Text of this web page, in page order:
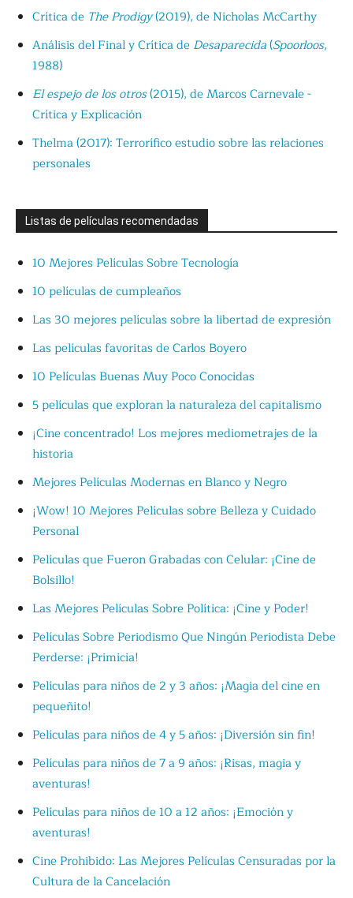
Crítica de The Prodigy(2019), de Nicholas McCarthy
Análisis del Final y Crítica de Desaparecida(Spoorloos,
1988)
El espejo de los otros(2015), de Marcos Carnevale -
Crítica y Explicación
Thelma (2017): Terrorífico estudio sobre las relaciones
personales
Listas de películas recomendadas
10 Mejores Películas Sobre Tecnología
10 películas de cumpleaños
Las 30 mejores películas sobre la libertad de expresión
Las películas favoritas de Carlos Boyero
10 Películas Buenas Muy Poco Conocidas
5 películas que exploran la naturaleza del capitalismo
¡Cine concentrado! Los mejores mediometrajes de la
historia
Mejores Películas Modernas en Blanco y Negro
¡Wow! 10 Mejores Películas sobre Belleza y Cuidado
Personal
Películas que Fueron Grabadas con Celular: ¡Cine de
Bolsillo!
Las Mejores Películas Sobre Política: ¡Cine y Poder!
Películas Sobre Periodismo Que Ningún Periodista Debe
Perderse: ¡Primicia!
Películas para niños de 2 y 3 años: ¡Magia del cine en
pequeñito!
Películas para niños de 4 y 5 años: ¡Diversión sin fin!
Películas para niños de 7 a 9 años: ¡Risas, magia y
aventuras!
Películas para niños de 10 a 12 años: ¡Emoción y
aventuras!
Cine Prohibido: Las Mejores Películas Censuradas por la
Cultura de la Cancelación